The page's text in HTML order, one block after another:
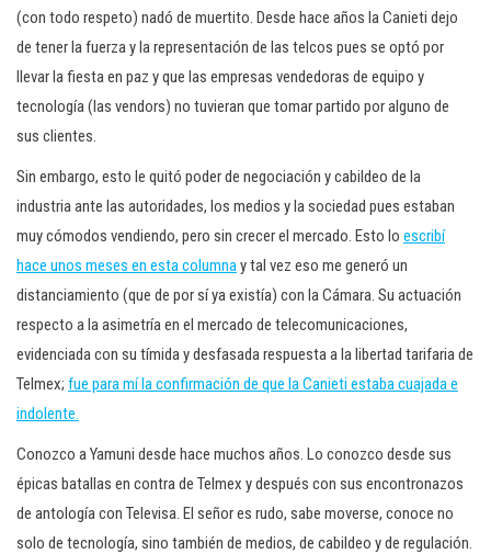
(con todo respeto) nadó de muertito. Desde hace años la Canieti dejo
de tener la fuerza y la representación de las telcos pues se optó por
llevar la fiesta en paz y que las empresas vendedoras de equipo y
tecnología (las vendors) no tuvieran que tomar partido por alguno de
sus clientes.
Sin embargo, esto le quitó poder de negociación y cabildeo de la
industria ante las autoridades, los medios y la sociedad pues estaban
muy cómodos vendiendo, pero sin crecer el mercado. Esto lo escribí
hace unos meses en esta columnay tal vez eso me generó un
distanciamiento (que de por sí ya existía) con la Cámara. Su actuación
respecto a la asimetría en el mercado de telecomunicaciones,
evidenciada con su tímida y desfasada respuesta a la libertad tarifaria de
Telmex; fue para mí la confirmación de que la Canieti estaba cuajada e
indolente.
Conozco a Yamuni desde hace muchos años. Lo conozco desde sus
épicas batallas en contra de Telmex y después con sus encontronazos
de antología con Televisa. El señor es rudo, sabe moverse, conoce no
solo de tecnología, sino también de medios, de cabildeo y de regulación.